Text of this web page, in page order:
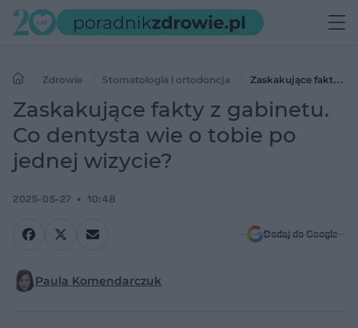
Zdrowie Stomatologia i ortodoncja
Zaskakujące fakty z
gabinetu. Co dentysta wie o tobie po jednej wizycie?
Zaskakujące fakty z gabinetu.
Co dentysta wie o tobie po
jednej wizycie?
2025-05-27 10:48
Dodaj do Google
Paula Komendarczuk